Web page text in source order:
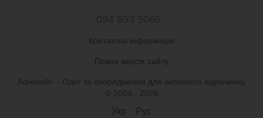
Контактна інформація
Повна версія сайту
Adrenalin – Одяг та спорядження для активного відпочинку
© 2004 - 2026
Укр Рус